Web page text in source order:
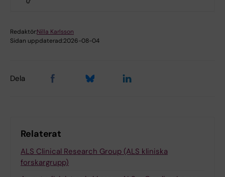
Redaktör:Nilla Karlsson
Sidan uppdaterad:2026-08-04
Dela
Relaterat
ALS Clinical Research Group (ALS kliniska
forskargrupp)